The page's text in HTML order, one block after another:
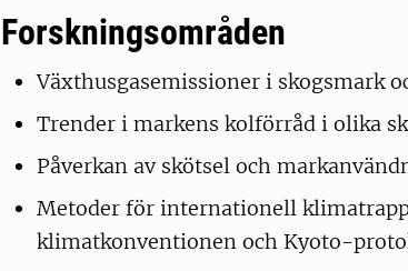
Forskningsområden
Växthusgasemissioner i skogsmark
Trender i markens kolförråd i olika
Påverkan av skötsel och
Metoder för internationell
klimatkonventionen och Kyoto-